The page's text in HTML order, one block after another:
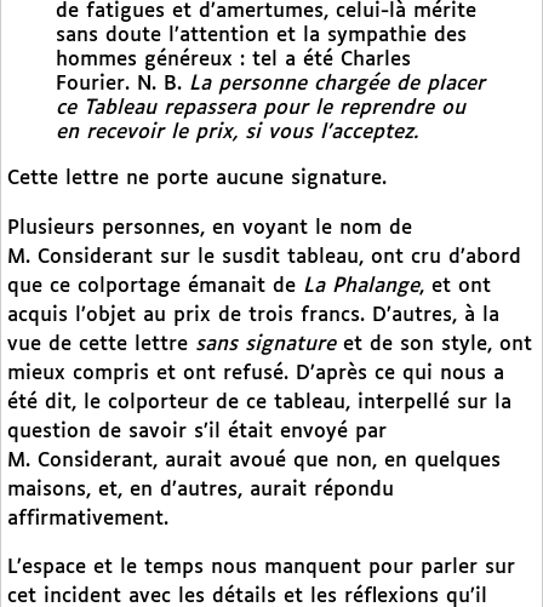
de fatigues et d’amertumes, celui-là mérite
sans doute l’attention et la sympathie des
hommes généreux : tel a été Charles
Fourier. N. B. La personne chargée de placer
ce Tableau repassera pour le reprendre ou
en recevoir le prix, si vous l’acceptez.
Cette lettre ne porte aucune signature.
Plusieurs personnes, en voyant le nom de
M. Considerant sur le susdit tableau, ont cru d’abord
que ce colportage émanait de La Phalange, et ont
acquis l’objet au prix de trois francs. D’autres, à la
vue de cette lettre sans signatureet de son style, ont
mieux compris et ont refusé. D’après ce qui nous a
été dit, le colporteur de ce tableau, interpellé sur la
question de savoir s’il était envoyé par
M. Considerant, aurait avoué que non, en quelques
maisons, et, en d’autres, aurait répondu
affirmativement.
L’espace et le temps nous manquent pour parler sur
cet incident avec les détails et les réflexions qu’il